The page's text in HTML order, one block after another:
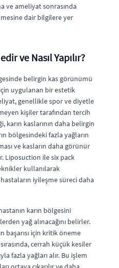
ve ameliyat sonrasında
dair bilgilere yer
ve Nasıl Yapılır?
belirgin kas görünümü
uygulanan bir estetik
genellikle spor ve diyetle
kişiler tarafından tercih
karın kaslarının daha belirgin
bölgesindeki fazla yağların
ve kasların daha görünür
Liposuction ile six pack
kullanılarak
iyileşme süreci daha
karın bölgesini
yağ alınacağını belirler.
başarısı için kritik öneme
cerrah küçük kesiler
fazla yağları alır. Bu işlem